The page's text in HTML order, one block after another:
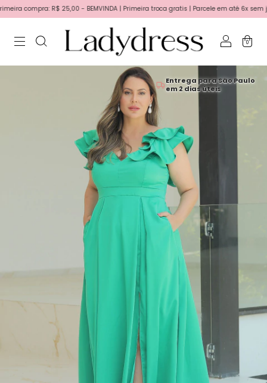
compra: R$ 25,00 - BEMVINDA | Primeira troca gratis | Parcele em até 6x sem
0
Entrega para São Paulo
em 2 dias úteis